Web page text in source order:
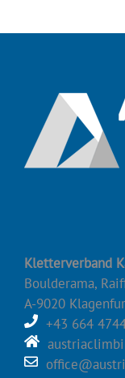
Kletterverband
Boulderama,
A-9020
+43 664